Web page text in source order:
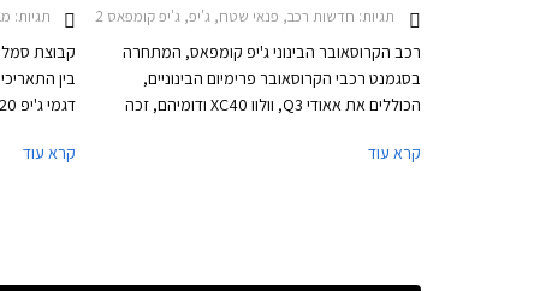
תגיות: חדשות רכב, פנאי שטח, ג'יפ, ג'יפ קומפאס 2017-2022ג'יפ קומפאס 2022-2025
רכב הקרוסאובר הבינוני ג'יפ קומפאס, המתחרה
בסגמנט רכבי הקרוסאובר פרימיום הבינוניים,
הכוללים את אאודי Q3, וולוו XC40 ודומיהם, זכה
הנוסעים אשר לא יישר קו מול המתחרות מאירופה
קרא עוד
תגיות:
קבוצת
מימון ללא
קרא עוד